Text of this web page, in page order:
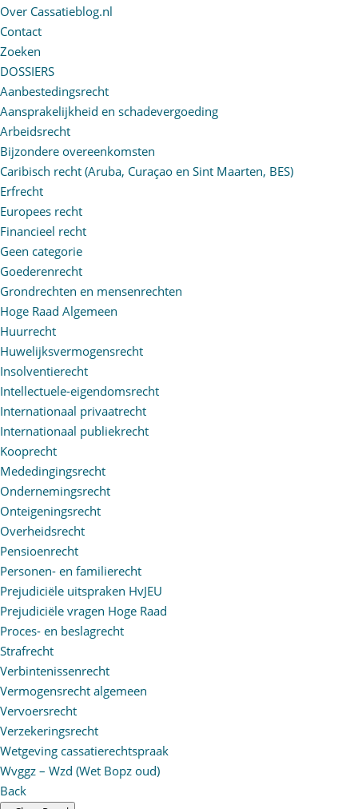
Over Cassatieblog.nl
Contact
Zoeken
DOSSIERS
Aanbestedingsrecht
Aansprakelijkheid en schadevergoeding
Arbeidsrecht
Bijzondere overeenkomsten
Caribisch recht (Aruba, Curaçao en Sint Maarten, BES)
Erfrecht
Europees recht
Financieel recht
Geen categorie
Goederenrecht
Grondrechten en mensenrechten
Hoge Raad Algemeen
Huurrecht
Huwelijksvermogensrecht
Insolventierecht
Intellectuele-eigendomsrecht
Internationaal privaatrecht
Internationaal publiekrecht
Kooprecht
Mededingingsrecht
Ondernemingsrecht
Onteigeningsrecht
Overheidsrecht
Pensioenrecht
Personen- en familierecht
Prejudiciële uitspraken HvJEU
Prejudiciële vragen Hoge Raad
Proces- en beslagrecht
Strafrecht
Verbintenissenrecht
Vermogensrecht algemeen
Vervoersrecht
Verzekeringsrecht
Wetgeving cassatierechtspraak
Wvggz – Wzd (Wet Bopz oud)
Back